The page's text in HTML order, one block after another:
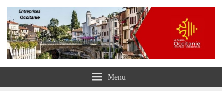
Entreprises Occitanie
Menu